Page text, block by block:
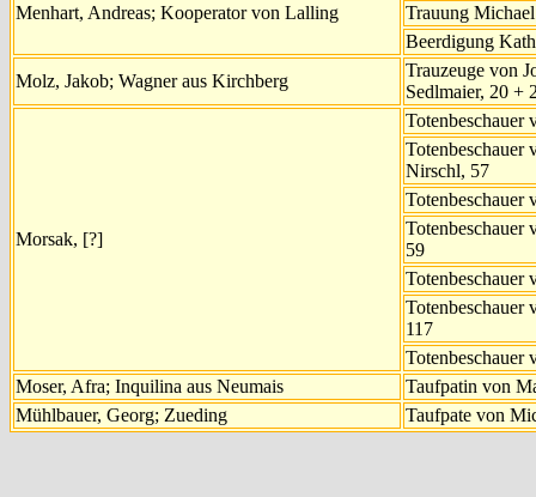
Menhart, Andreas; Kooperator von Lalling
Trauung
Beerdigung
Molz, Jakob; Wagner aus Kirchberg
Trauzeuge von
Sedlmaier, 20 +
Morsak, [?]
Totenbeschauer
Totenbeschauer
Nirschl, 57
Totenbeschauer
Totenbeschauer
59
Totenbeschauer
Totenbeschauer
117
Totenbeschauer
Moser, Afra; Inquilina aus Neumais
Taufpatin von
Mühlbauer, Georg; Zueding
Taufpate von